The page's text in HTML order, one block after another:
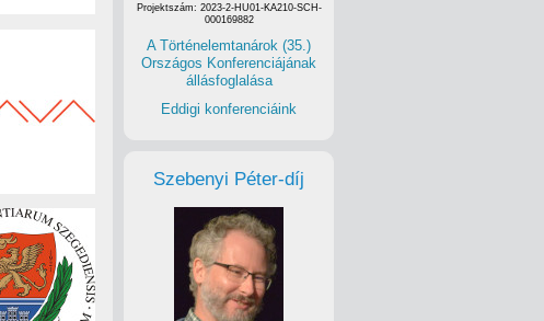
Projektszám: 2023-2-HU01-KA210-SCH-
000169882
A Történelemtanárok (35.)
Országos Konferenciájának
állásfoglalása
Eddigi konferenciáink
Szebenyi Péter-díj